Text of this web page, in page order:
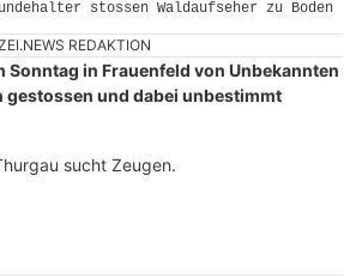
REDAKTION
Sonntag in Frauenfeld von Unbekannten
gestossen und dabei unbestimmt
sucht Zeugen.